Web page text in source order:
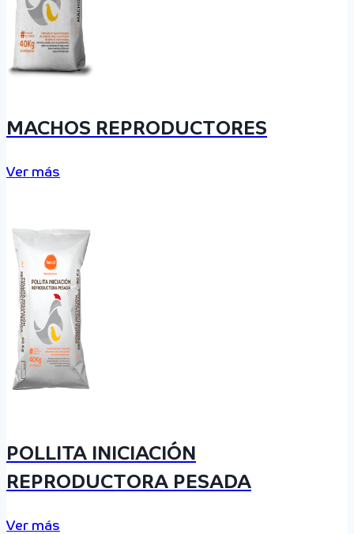
MACHOS REPRODUCTORES
Ver más
POLLITA INICIACIÓN
REPRODUCTORA PESADA
Ver más